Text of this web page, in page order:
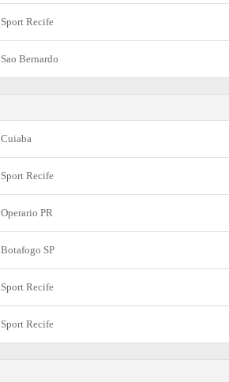
Sport Recife
Sao Bernardo
Cuiaba
Sport Recife
Operario PR
Botafogo SP
Sport Recife
Sport Recife